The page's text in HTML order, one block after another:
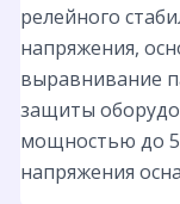
релейного
напряжения,
выравнивание
защиты
мощностью до
напряжения